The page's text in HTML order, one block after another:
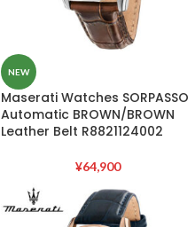
NEW
Maserati Watches SORPASSO
Automatic BROWN/BROWN
Leather Belt R8821124002
¥64,900